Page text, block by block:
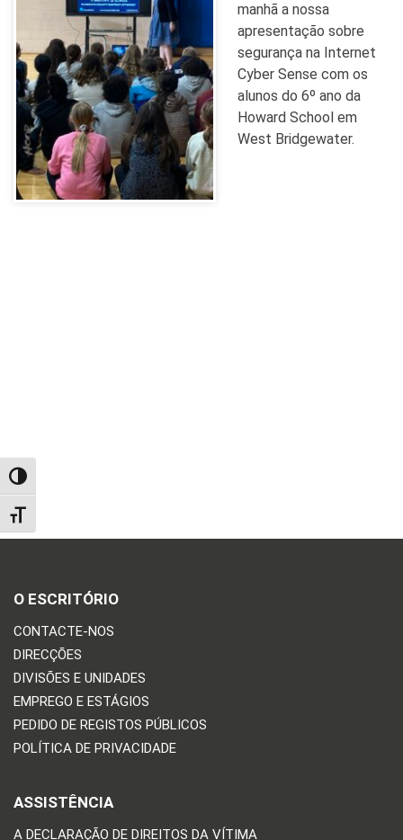
TOGGLE HIGH CONTRAST
TOGGLE FONT SIZE
manhã a nossa
apresentação sobre
segurança na Internet
Cyber Sense com os
alunos do 6º ano da
Howard School em
West Bridgewater.
O ESCRITÓRIO
CONTACTE-NOS
DIRECÇÕES
DIVISÕES E UNIDADES
EMPREGO E ESTÁGIOS
PEDIDO DE REGISTOS PÚBLICOS
POLÍTICA DE PRIVACIDADE
ASSISTÊNCIA
A DECLARAÇÃO DE DIREITOS DA VÍTIMA